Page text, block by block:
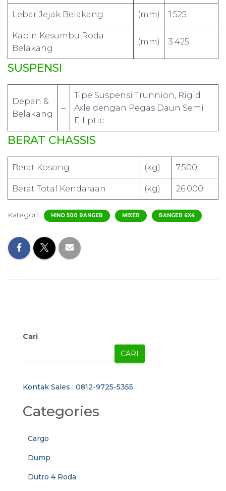
Lebar Jejak Belakang (mm) 1.525
Kabin Kesumbu Roda
Belakang
(mm) 3.425
SUSPENSI
Depan &
Belakang
–
Tipe Suspensi Trunnion, Rigid
Axle dengan Pegas Daun Semi
Elliptic
BERAT CHASSIS
Berat Kosong (kg) 7,500
Berat Total Kendaraan (kg) 26.000
Kategori: HINO 500 RANGER MIXER RANGER 6X4
Cari
CARI
Kontak Sales : 0812-9725-5355
Categories
Cargo
Dump
Dutro 4 Roda